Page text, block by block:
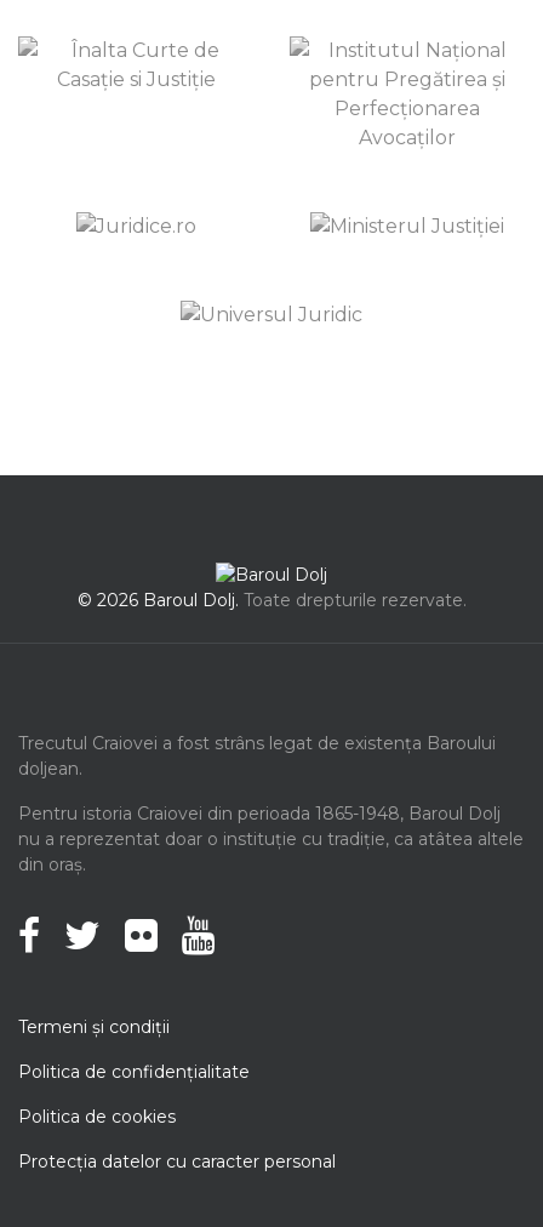
© 2026 Baroul Dolj. Toate drepturile rezervate.
Trecutul Craiovei a fost strâns legat de existența Baroului
doljean.
Pentru istoria Craiovei din perioada 1865-1948, Baroul Dolj
nu a reprezentat doar o instituție cu tradiție, ca atâtea altele
din oraș.
Termeni şi condiţii
Politica de confidenţialitate
Politica de cookies
Protecţia datelor cu caracter personal